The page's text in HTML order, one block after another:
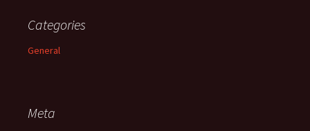
Categories
General
Meta